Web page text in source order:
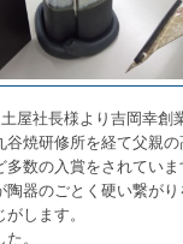
社長様より吉岡幸創
焼研修所を経て父親
多数の入賞をされていま
器のごとく硬い繋が
します。
。